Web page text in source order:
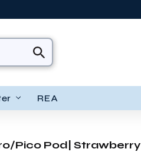
REA
Pico Pod| Strawberry